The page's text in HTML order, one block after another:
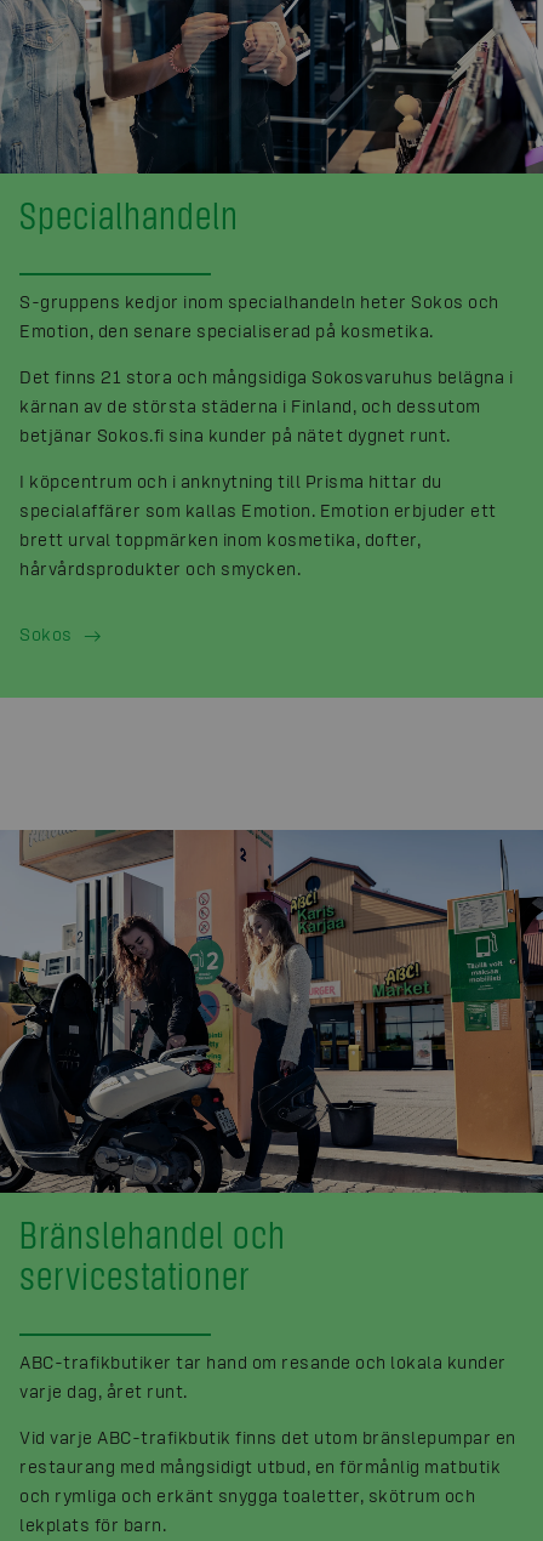
Specialhandeln
S-gruppens kedjor inom specialhandeln heter Sokos och
Emotion, den senare specialiserad på kosmetika.
Det finns 21 stora och mångsidiga Sokosvaruhus belägna i
kärnan av de största städerna i Finland, och dessutom
betjänar Sokos.fi sina kunder på nätet dygnet runt.
I köpcentrum och i anknytning till Prisma hittar du
specialaffärer som kallas Emotion. Emotion erbjuder ett
brett urval toppmärken inom kosmetika, dofter,
hårvårdsprodukter och smycken.
Sokos
Bränslehandel och
servicestationer
ABC-trafikbutiker tar hand om resande och lokala kunder
varje dag, året runt.
Vid varje ABC-trafikbutik finns det utom bränslepumpar en
restaurang med mångsidigt utbud, en förmånlig matbutik
och rymliga och erkänt snygga toaletter, skötrum och
lekplats för barn.